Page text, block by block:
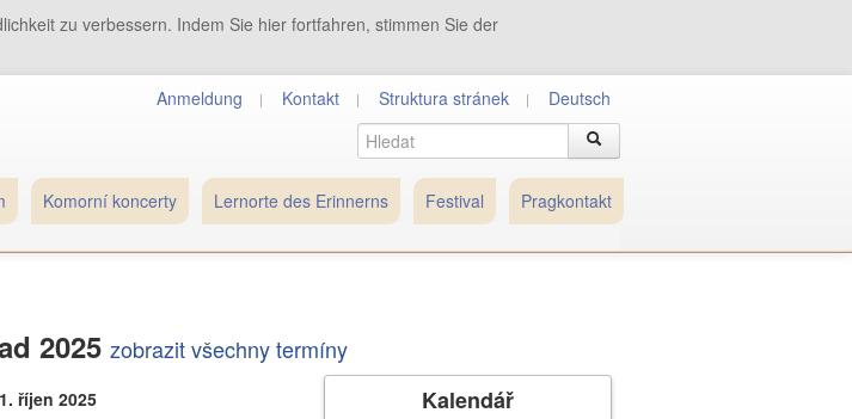
Anmeldung Kontakt Struktura stránek Deutsch
Komorní koncerty Lernorte des Erinnerns Festival Pragkontakt
2025 zobrazit všechny termíny
říjen 2025
Kalendář
zu verbessern. Indem Sie hier fortfahren, stimmen Sie der